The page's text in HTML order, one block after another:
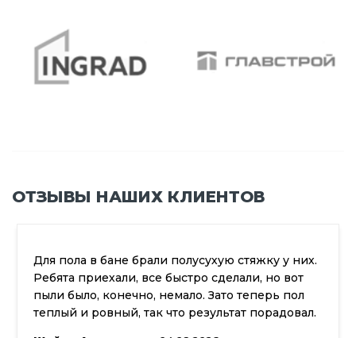
ОТЗЫВЫ НАШИХ КЛИЕНТОВ
Для пола в бане брали полусухую стяжку у них.
Ребята приехали, все быстро сделали, но вот
пыли было, конечно, немало. Зато теперь пол
теплый и ровный, так что результат порадовал.